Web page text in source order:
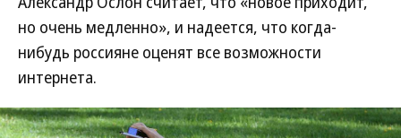
но очень медленно», и надеется, что когда-
нибудь россияне оценят все возможности
интернета.